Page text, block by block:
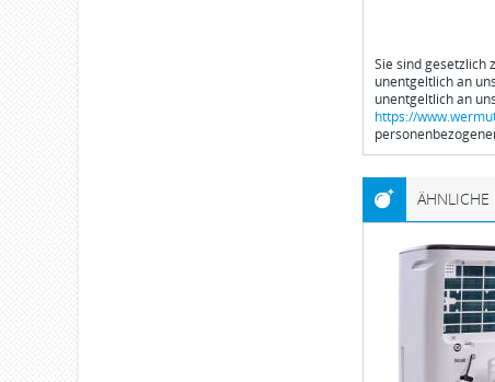
Sie sind gesetzlich
unentgeltlich an
unentgeltlich an
https://
ÄHNLICHE